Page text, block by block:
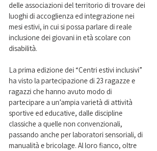
delle associazioni del territorio di trovare dei
luoghi di accoglienza ed integrazione nei
mesi estivi, in cui si possa parlare di reale
inclusione dei giovani in età scolare con
disabilità.
La prima edizione dei “Centri estivi inclusivi”
ha visto la partecipazione di 23 ragazze e
ragazzi che hanno avuto modo di
partecipare a un’ampia varietà di attività
sportive ed educative, dalle discipline
classiche a quelle non convenzionali,
passando anche per laboratori sensoriali, di
manualità e bricolage. Al loro fianco, oltre